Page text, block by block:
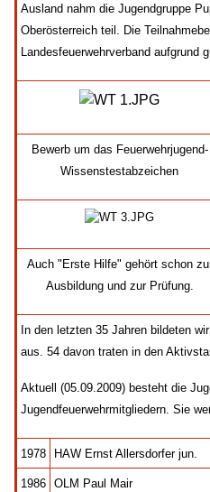
Ausland nahm die Jugendgruppe
Oberösterreich teil. Die
Landesfeuerwehrverband aufgrund
Bewerb um das Feuerwehrjugend-
Wissenstestabzeichen
Auch "Erste Hilfe" gehört schon
Ausbildung und zur Prüfung.
In den letzten 35 Jahren bildeten
aus. 54 davon traten in den
Aktuell (05.09.2009) besteht die
Jugendfeuerwehrmitgliedern. Sie
1978 HAW Ernst Allersdorfer jun.
1986 OLM Paul Mair